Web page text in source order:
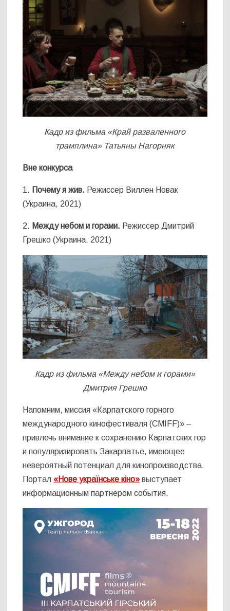
Кадр из фильма «Край разваленного
трамплина» Татьяны Нагорняк
Вне конкурса
1. Почему я жив. Режиссер Виллен Новак
(Украина, 2021)
2. Между небом и горами. Режиссер Дмитрий
Грешко (Украина, 2021)
Кадр из фильма «Между небом и горами»
Дмитрия Грешко
Напомним, миссия «Карпатского горного
международного кинофестиваля (CMIFF)» –
привлечь внимание к сохранению Карпатских гор
и популяризировать Закарпатье, имеющее
невероятный потенциал для кинопроизводства.
Портал «Нове українське кіно»выступает
информационным партнером события.